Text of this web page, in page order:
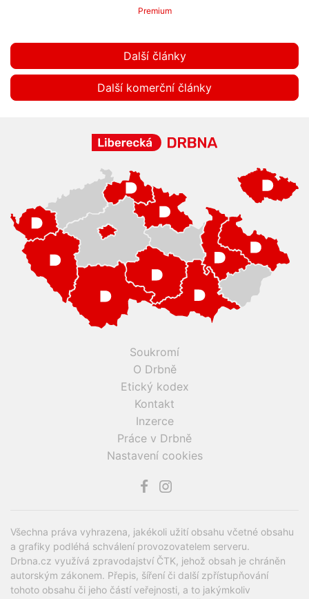
Premium
Další články
Další komerční články
Soukromí
O Drbně
Etický kodex
Kontakt
Inzerce
Práce v Drbně
Nastavení cookies
Všechna práva vyhrazena, jakékoli užití obsahu včetné obsahu
a grafiky podléhá schválení provozovatelem serveru.
Drbna.cz využívá zpravodajství ČTK, jehož obsah je chráněn
autorským zákonem. Přepis, šíření či další zpřístupňování
tohoto obsahu či jeho částí veřejnosti, a to jakýmkoliv